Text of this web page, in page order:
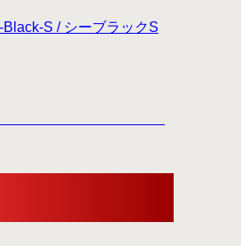
S / シーブラックS